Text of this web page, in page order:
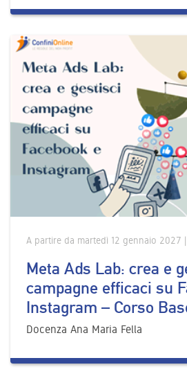
A partire da martedì 12 gennaio 2027
Meta Ads Lab: crea e
campagne efficaci su
Instagram – Corso
Docenza Ana Maria Fella